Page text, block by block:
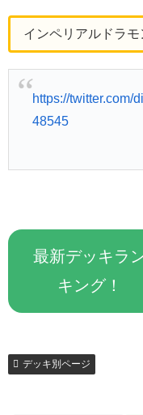
インペリアルドラ
https://twitter.com/
48545
最新デッキラ
キング！
デッキ別ページ